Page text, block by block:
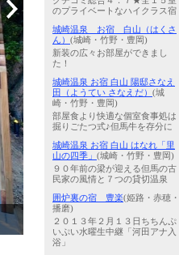
サウナ
のプライベートなハイクラス宿
城崎温泉 お宿 白山（はくさ
ん） (城崎・竹野・豊岡)
新装の広々お部屋ができまし
た！
城崎温泉 お宿 白山 陽邸さなえ
田（ようてい さなえだ） (城
崎・竹野・豊岡)
部屋食より快適な個室食事処は
掘りごたつ式♪但馬牛を存分に
城崎温泉 お宿 白山 はなれ「里
山の四季」 (城崎・竹野・豊岡)
９０年前の梁が迎える但馬の古
民家の風情と７つの貸切温泉
囲炉裏の宿 豊楽(姫路・赤穂・
播磨)
２０１３年２月１３日ちちんぷ
いぷい水曜生中継「河田アナ入
浴」